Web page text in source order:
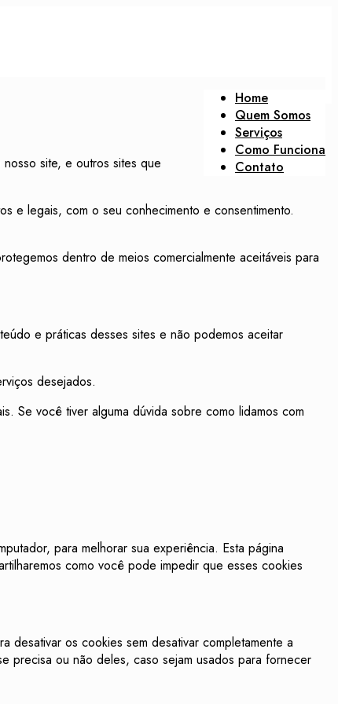
Home
Quem Somos
Serviços
Como Funciona
Contato
site, e outros sites que
e legais, com o seu conhecimento e consentimento.
dentro de meios comercialmente aceitáveis ​​para
e práticas desses sites e não podemos aceitar
desejados.
Se você tiver alguma dúvida sobre como lidamos com
para melhorar sua experiência. Esta página
como você pode impedir que esses cookies
desativar os cookies sem desativar completamente a
precisa ou não deles, caso sejam usados ​​para fornecer